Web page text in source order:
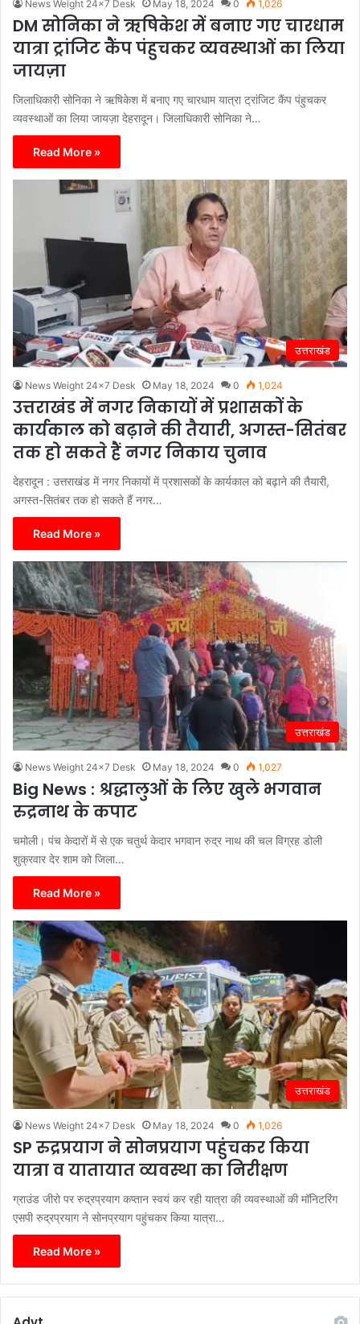
News Weight 24x7 Desk May 18, 2024 0 1,026
DM सोनिका ने ऋषिकेश में बनाए गए चारधाम
यात्रा ट्रांजिट कैंप पंहुचकर व्यवस्थाओं का लिया
जायज़ा
जिलाधिकारी सोनिका ने ऋषिकेश में बनाए गए चारधाम यात्रा ट्रांजिट कैंप पंहुचकर
व्यवस्थाओं का लिया जायज़ा देहरादून। जिलाधिकारी सोनिका ने…
Read More »
उत्तराखंड
News Weight 24x7 Desk May 18, 2024 0 1,024
उत्तराखंड में नगर निकायों में प्रशासकों के
कार्यकाल को बढ़ाने की तैयारी, अगस्त-सितंबर
तक हो सकते हैं नगर निकाय चुनाव
देहरादून : उत्तराखंड में नगर निकायों में प्रशासकों के कार्यकाल को बढ़ाने की तैयारी,
अगस्त-सितंबर तक हो सकते हैं नगर…
Read More »
उत्तराखंड
News Weight 24x7 Desk May 18, 2024 0 1,027
Big News : श्रद्धालुओं के लिए खुले भगवान
रुद्रनाथ के कपाट
चमोली। पंच केदारों में से एक चतुर्थ केदार भगवान रुद्र नाथ की चल विग्रह डोली
शुक्रवार देर शाम को जिला…
Read More »
उत्तराखंड
News Weight 24x7 Desk May 18, 2024 0 1,026
SP रुद्रप्रयाग ने सोनप्रयाग पहुंचकर किया
यात्रा व यातायात व्यवस्था का निरीक्षण
ग्राउंड जीरो पर रुद्रप्रयाग कप्तान स्वयं कर रही यात्रा की व्यवस्थाओं की मॉनिटरिंग
एसपी रुद्रप्रयाग ने सोनप्रयाग पहुंचकर किया यात्रा…
Read More »